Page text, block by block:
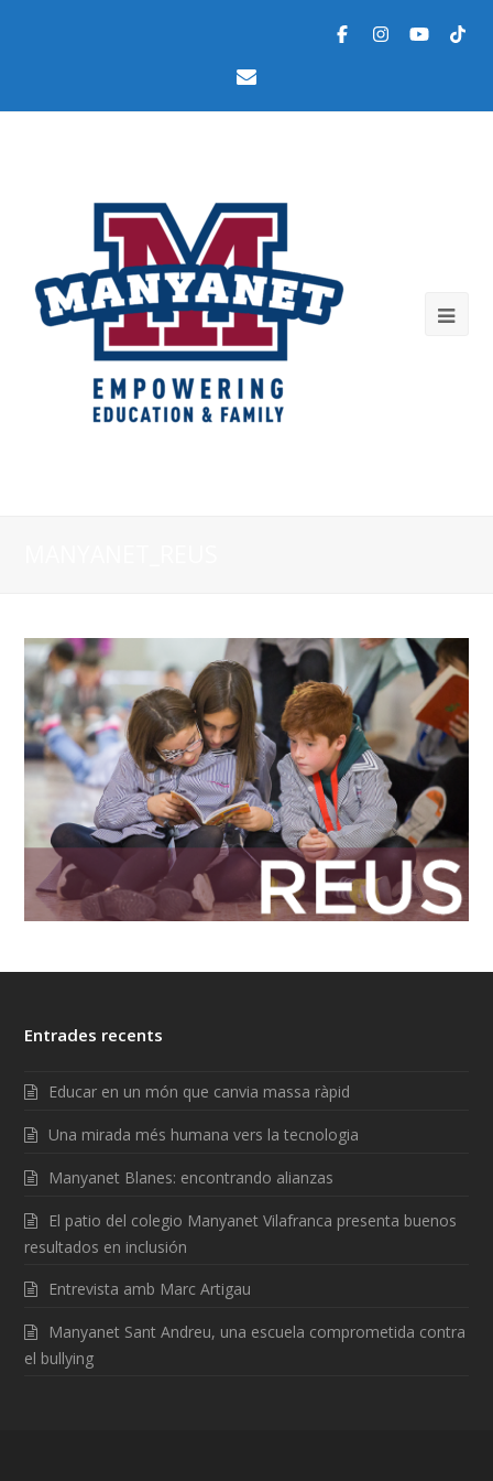
Entrades recents
Educar en un món que canvia massa ràpid
Una mirada més humana vers la tecnologia
Manyanet Blanes: encontrando alianzas
El patio del colegio Manyanet Vilafranca presenta buenos
resultados en inclusión
Entrevista amb Marc Artigau
Manyanet Sant Andreu, una escuela comprometida contra
el bullying